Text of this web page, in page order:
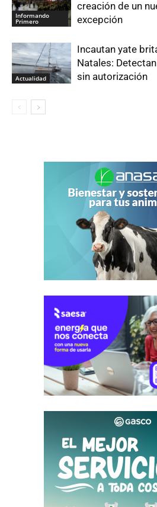
Informando
Primero
creación de un
excepción
Actualidad
Incautan yate
Natales:
sin autorización